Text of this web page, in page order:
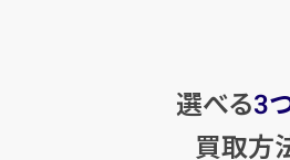
選べる3
買取方